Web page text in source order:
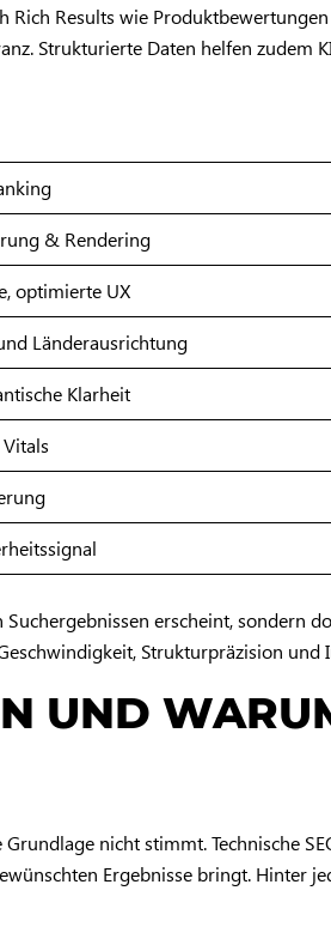
Results wie
Strukturierte Daten helfen zudem
& Rendering
optimierte UX
Länderausrichtung
Klarheit
erscheint, sondern
Strukturpräzision und
UND
nicht stimmt. Technische
Ergebnisse bringt. Hinter